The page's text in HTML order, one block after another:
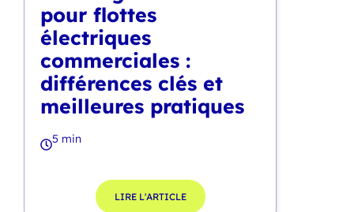
pour flottes
électriques
commerciales :
différences clés et
meilleures pratiques
5 min
LIRE L'ARTICLE